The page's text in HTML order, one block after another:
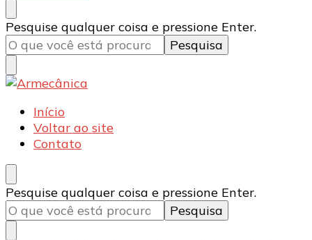
Armecânica
Blog
Procurando
algo?
Pesquise qualquer coisa e pressione Enter.
Armecânica
Blog
Início
Voltar ao site
Contato
Procurando
algo?
Pesquise qualquer coisa e pressione Enter.